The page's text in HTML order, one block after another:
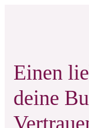
Einen
deine